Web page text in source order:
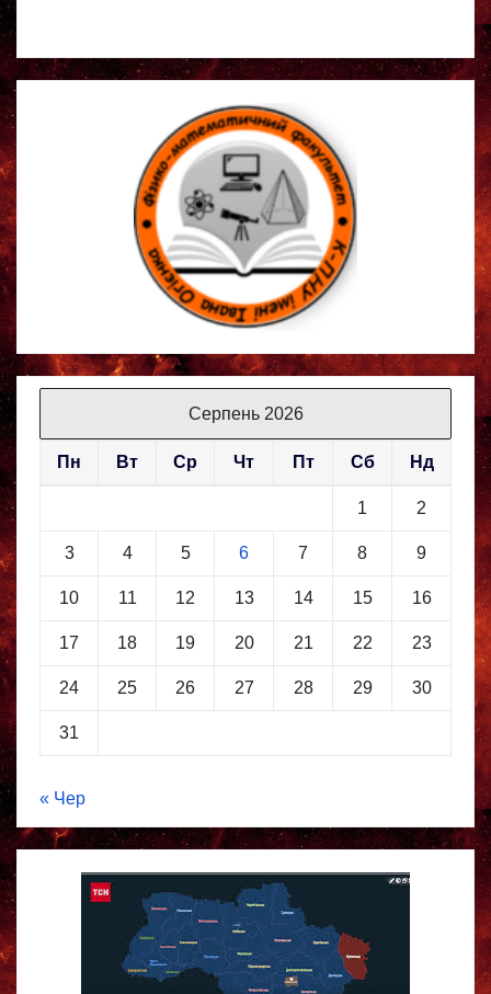
Серпень 2026
Пн Вт Ср Чт Пт Сб Нд
1 2
3 4 5 6 7 8 9
10 11 12 13 14 15 16
17 18 19 20 21 22 23
24 25 26 27 28 29 30
31
« Чер